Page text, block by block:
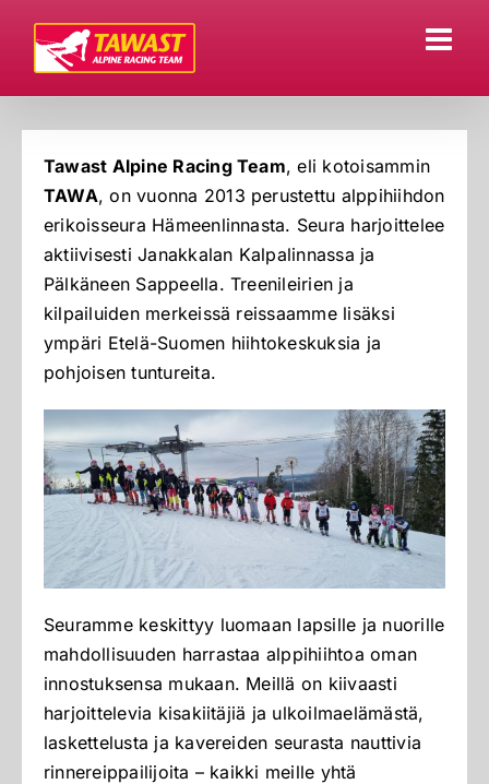
content
Tawast Alpine Racing Team, eli kotoisammin
TAWA, on vuonna 2013 perustettu alppihiihdon
erikoisseura Hämeenlinnasta. Seura harjoittelee
aktiivisesti Janakkalan Kalpalinnassa ja
Pälkäneen Sappeella. Treenileirien ja
kilpailuiden merkeissä reissaamme lisäksi
ympäri Etelä-Suomen hiihtokeskuksia ja
pohjoisen tuntureita.
Seuramme keskittyy luomaan lapsille ja nuorille
mahdollisuuden harrastaa alppihiihtoa oman
innostuksensa mukaan. Meillä on kiivaasti
harjoittelevia kisakiitäjiä ja ulkoilmaelämästä,
laskettelusta ja kavereiden seurasta nauttivia
rinnereippailijoita – kaikki meille yhtä